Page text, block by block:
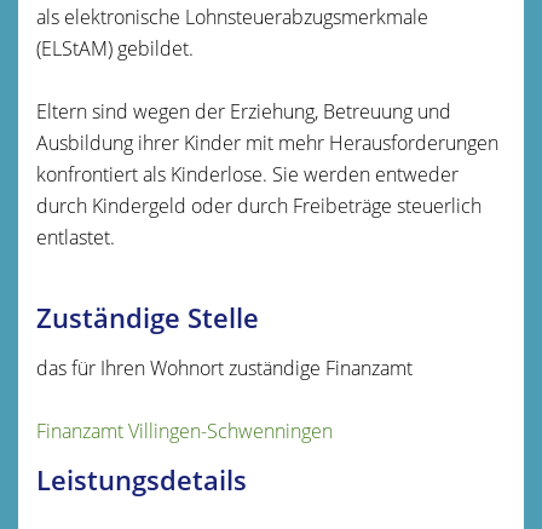
als elektronische Lohnsteuerabzugsmerkmale
(ELStAM) gebildet.
Eltern sind wegen der Erziehung, Betreuung und
Ausbildung ihrer Kinder mit mehr Herausforderungen
konfrontiert als Kinderlose. Sie werden entweder
durch Kindergeld oder durch Freibeträge steuerlich
entlastet.
Zuständige Stelle
das für Ihren Wohnort zuständige Finanzamt
Finanzamt Villingen-Schwenningen
Leistungsdetails